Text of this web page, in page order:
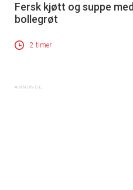
Fersk kjøtt og suppe med
bollegrøt
2 timer